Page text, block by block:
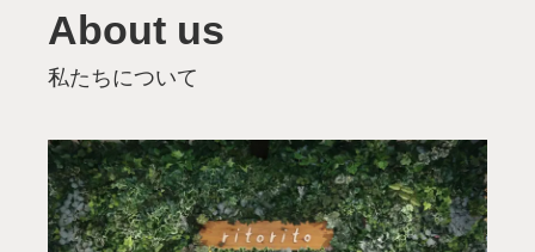
About us
私たちについて